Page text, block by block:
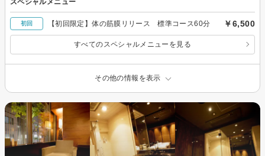
初回 【初回限定】体の筋膜リリース 標準コース60分 ￥6,500
すべてのスペシャルメニューを見る
その他の情報を表示